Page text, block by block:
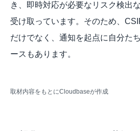
き、即時対応が必要なリスク検出
受け取っています。そのため、
だけでなく、通知を起点に自分た
ースもあります。
取材内容をもとにCloudbaseが作成